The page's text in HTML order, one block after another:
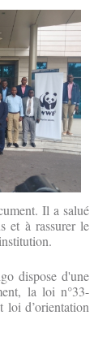
Il a salué
et à rassurer le
dispose d'une
la loi n°33-
loi d’orientation